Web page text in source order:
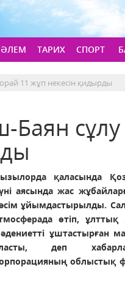
ӘЛЕМ ТАРИХ СПОРТ
11 жұп некесін қидырды
сұлу
қаласында
аясында жас
ұйымдастырылды.
өтіп,
ұштастырған
деп
облыстық